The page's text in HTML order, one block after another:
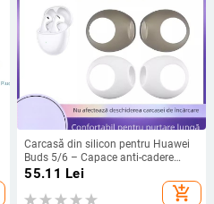
Carcasă din silicon pentru Huawei
Buds 5/6 – Capace anti-cadere
pentru urechi, Personalizată după
55.11 Lei
add_shopping_cart